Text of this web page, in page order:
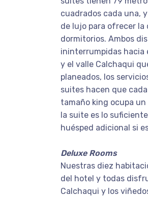
cuadrados cada una,
de lujo para ofrecer la
dormitorios. Ambos
ininterrumpidas hacia
y el valle Calchaqui
planeados, los
suites hacen que
tamaño king ocupa
la suite es lo
huésped adicional si
Deluxe Rooms
Nuestras diez
del hotel y todas
Calchaqui y los